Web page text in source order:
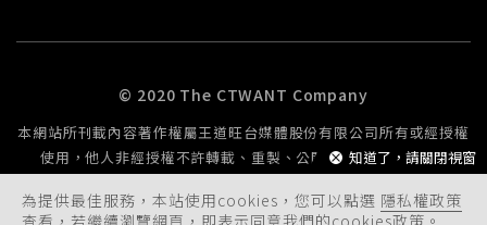
費，現今房租、餐費及物價持續上漲已是不爭事實，4萬元
薪資看似不低，但扣除基本生活開銷後，能真正存下的金額
仍相當有限，因此認為問題並非只有孝親費，而是低薪、高
物價與高房價共同造成的生活壓力，也讓「年輕人到底該如
何存錢」再次成為討論焦點。
為提供最佳服務，本站使用cookies，您可以點選 隱私權政策
查看，若繼續瀏覽網頁，即表示同意我們的cookies政策。
知道了，請關閉視窗
© 2020 The CTWANT Company
本網站所刊載內容著作權屬王道旺台媒體股份有限公司所有或經授權
使用，他人非經授權不許轉載、重製、公開播送或公開傳輸。